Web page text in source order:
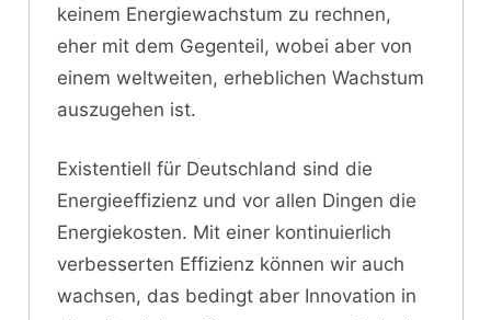
keinem Energiewachstum zu rechnen,
eher mit dem Gegenteil, wobei aber von
einem weltweiten, erheblichen Wachstum
auszugehen ist.
Existentiell für Deutschland sind die
Energieeffizienz und vor allen Dingen die
Energiekosten. Mit einer kontinuierlich
verbesserten Effizienz können wir auch
wachsen, das bedingt aber Innovation in